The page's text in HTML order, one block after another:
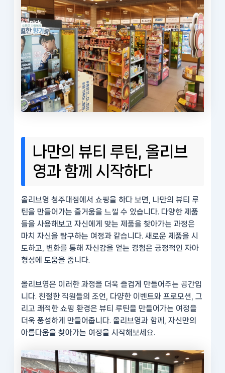
나만의 뷰티 루틴, 올리브
영과 함께 시작하다
올리브영 청주대점에서 쇼핑을 하다 보면, 나만의 뷰티 루
틴을 만들어가는 즐거움을 느낄 수 있습니다. 다양한 제품
들을 사용해보고 자신에게 맞는 제품을 찾아가는 과정은
마치 자신을 탐구하는 여정과 같습니다. 새로운 제품을 시
도하고, 변화를 통해 자신감을 얻는 경험은 긍정적인 자아
형성에 도움을 줍니다.
올리브영은 이러한 과정을 더욱 즐겁게 만들어주는 공간입
니다. 친절한 직원들의 조언, 다양한 이벤트와 프로모션, 그
리고 쾌적한 쇼핑 환경은 뷰티 루틴을 만들어가는 여정을
더욱 풍성하게 만들어줍니다. 올리브영과 함께, 자신만의
아름다움을 찾아가는 여정을 시작해보세요.